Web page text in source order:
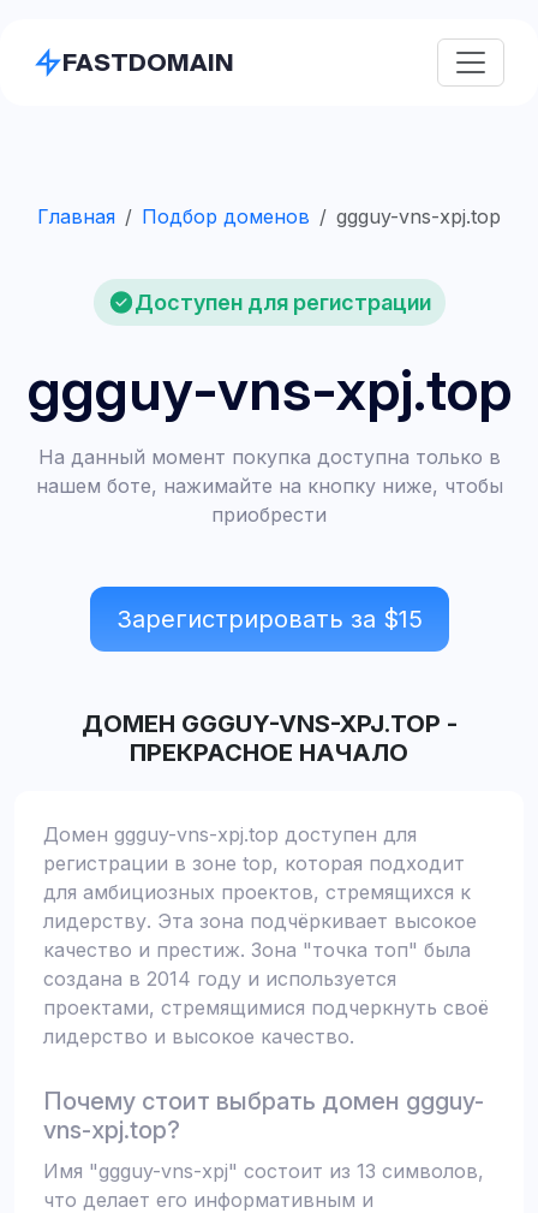
FASTDOMAIN
Главная Подбор доменов ggguy-vns-xpj.top
Доступен для регистрации
ggguy-vns-xpj.top
На данный момент покупка доступна только в
нашем боте, нажимайте на кнопку ниже, чтобы
приобрести
Зарегистрировать за $15
ДОМЕН GGGUY-VNS-XPJ.TOP -
ПРЕКРАСНОЕ НАЧАЛО
Домен ggguy-vns-xpj.top доступен для
регистрации в зоне top, которая подходит
для амбициозных проектов, стремящихся к
лидерству. Эта зона подчёркивает высокое
качество и престиж. Зона "точка топ" была
создана в 2014 году и используется
проектами, стремящимися подчеркнуть своё
лидерство и высокое качество.
Почему стоит выбрать домен ggguy-
vns-xpj.top?
Имя "ggguy-vns-xpj" состоит из 13 символов,
что делает его информативным и